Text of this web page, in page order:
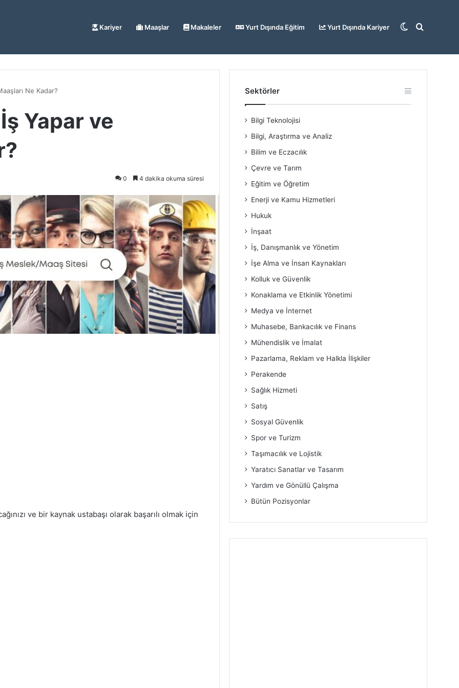
Kariyer Maaşlar Makaleler Yurt Dışında Eğitim Yurt Dışında Kariyer Arama
Dış
Ne Kadar?
Yapar ve
0 4 dakika okuma süresi
ve bir kaynak ustabaşı olarak başarılı olmak için
Sektörler
Bilgi Teknolojisi
Bilgi, Araştırma ve Analiz
Bilim ve Eczacılık
Çevre ve Tarım
Eğitim ve Öğretim
Enerji ve Kamu Hizmetleri
Hukuk
İnşaat
İş, Danışmanlık ve Yönetim
İşe Alma ve İnsan Kaynakları
Kolluk ve Güvenlik
Konaklama ve Etkinlik Yönetimi
Medya ve İnternet
Muhasebe, Bankacılık ve Finans
Mühendislik ve İmalat
Pazarlama, Reklam ve Halkla İlişkiler
Perakende
Sağlık Hizmeti
Satış
Sosyal Güvenlik
Spor ve Turizm
Taşımacılık ve Lojistik
Yaratıcı Sanatlar ve Tasarım
Yardım ve Gönüllü Çalışma
Bütün Pozisyonlar